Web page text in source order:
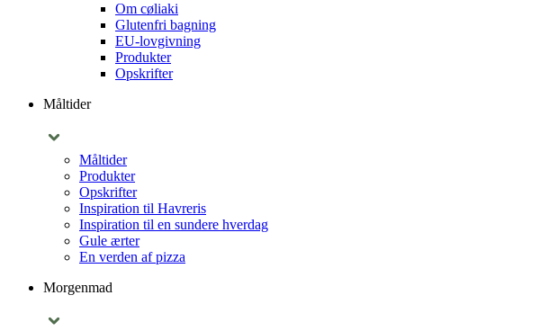
Om cøliaki
Glutenfri bagning
EU-lovgivning
Produkter
Opskrifter
Måltider
Måltider
Produkter
Opskrifter
Inspiration til Havreris
Inspiration til en sundere hverdag
Gule ærter
En verden af pizza
Morgenmad